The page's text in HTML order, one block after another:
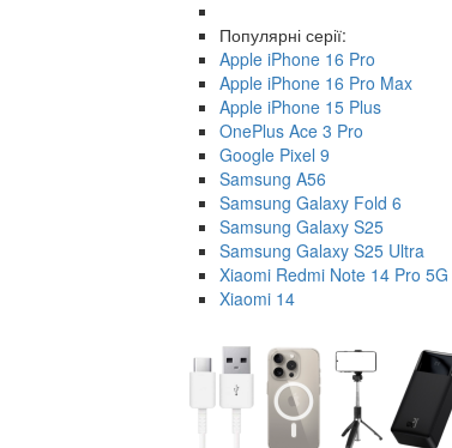
Популярні серії:
Apple iPhone 16 Pro
Apple iPhone 16 Pro Max
Apple iPhone 15 Plus
OnePlus Ace 3 Pro
Google Pixel 9
Samsung A56
Samsung Galaxy Fold 6
Samsung Galaxy S25
Samsung Galaxy S25 Ultra
Xiaomi Redmi Note 14 Pro 5G
Xiaomi 14